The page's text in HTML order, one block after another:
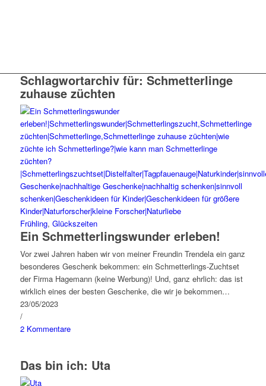
Schlagwortarchiv für: Schmetterlinge
zuhause züchten
Frühling, Glückszeiten
Ein Schmetterlingswunder erleben!
Vor zwei Jahren haben wir von meiner Freundin Trendela ein ganz
besonderes Geschenk bekommen: ein Schmetterlings-Zuchtset
der Firma Hagemann (keine Werbung)! Und, ganz ehrlich: das ist
wirklich eines der besten Geschenke, die wir je bekommen…
23/05/2023
/
2 Kommentare
Das bin ich: Uta